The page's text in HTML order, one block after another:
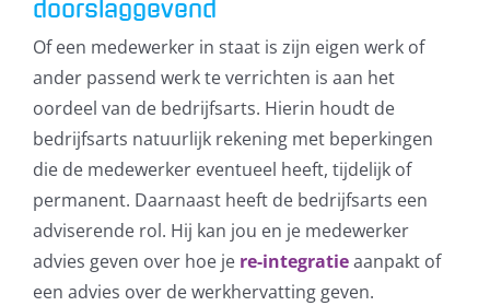
doorslaggevend
Of een medewerker in staat is zijn eigen werk of
ander passend werk te verrichten is aan het
oordeel van de bedrijfsarts. Hierin houdt de
bedrijfsarts natuurlijk rekening met beperkingen
die de medewerker eventueel heeft, tijdelijk of
permanent. Daarnaast heeft de bedrijfsarts een
adviserende rol. Hij kan jou en je medewerker
advies geven over hoe je re-integratieaanpakt of
een advies over de werkhervatting geven.
Klik om de PDF te openen in een
nieuw venster